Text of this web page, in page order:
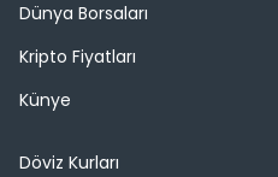
Dünya Borsaları
Kripto Fiyatları
Künye
Döviz Kurları